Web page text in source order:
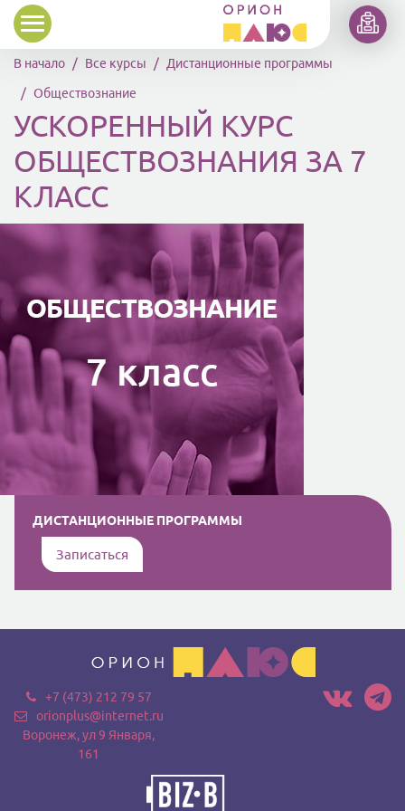
Перейти к основному содержанию
В начало Все курсы Дистанционные программы
Обществознание
УСКОРЕННЫЙ КУРС
ОБЩЕСТВОЗНАНИЯ ЗА 7
КЛАСС
ДИСТАНЦИОННЫЕ ПРОГРАММЫ
Записаться
+7 (473) 212 79 57
orionplus@internet.ru
Воронеж, ул 9 Января,
161